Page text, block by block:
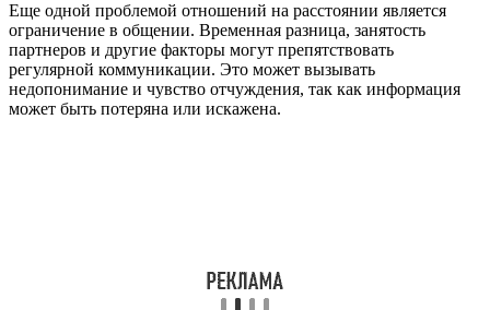
Еще одной проблемой отношений на расстоянии является
ограничение в общении. Временная разница, занятость
партнеров и другие факторы могут препятствовать
регулярной коммуникации. Это может вызывать
недопонимание и чувство отчуждения, так как информация
может быть потеряна или искажена.